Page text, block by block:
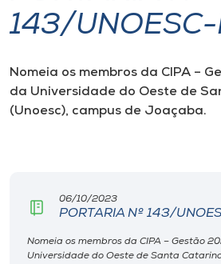
I.nova
Diplomados
143/
Nomeia os membros da CIPA –
da Universidade do Oeste de
(Unoesc), campus de Joaçaba.
06/10/2023
PORTARIA Nº 143/
Nomeia os membros da CIPA – Gestão
Universidade do Oeste de Santa